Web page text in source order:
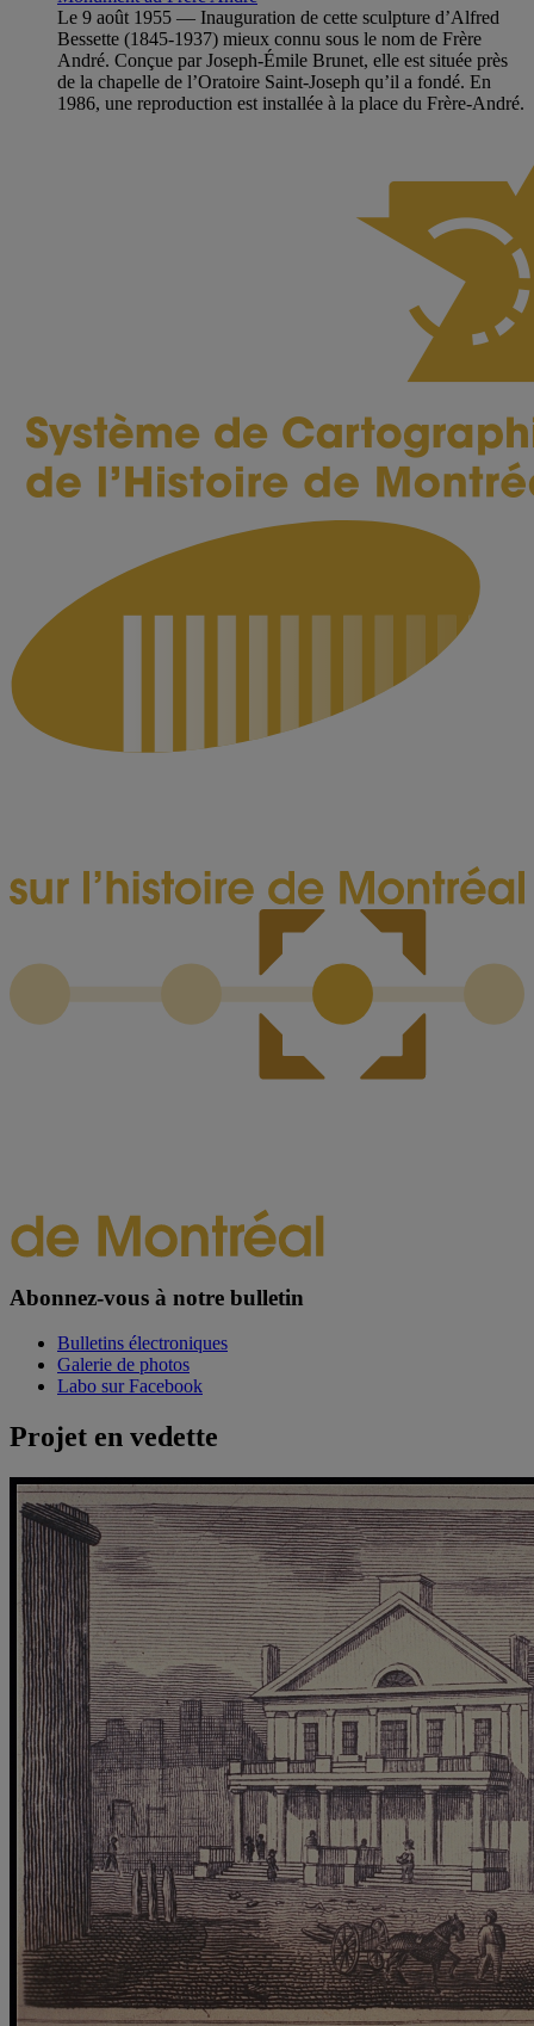
Le 9 août 1955 — Inauguration de cette sculpture d’Alfred
Bessette (1845-1937) mieux connu sous le nom de Frère
André. Conçue par Joseph-Émile Brunet, elle est située près
de la chapelle de l’Oratoire Saint-Joseph qu’il a fondé. En
1986, une reproduction est installée à la place du Frère-André.
Abonnez-vous à notre bulletin
Bulletins électroniques
Galerie de photos
Labo sur Facebook
Projet en vedette